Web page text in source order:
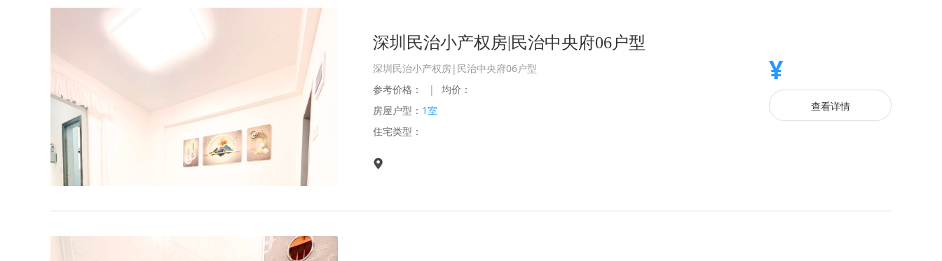
深圳民治小产权房|民治中央府06户型
深圳民治小产权房|民治中央府06户型
参考价格：
|
均价：
房屋户型： 1室
住宅类型：
¥
查看详情